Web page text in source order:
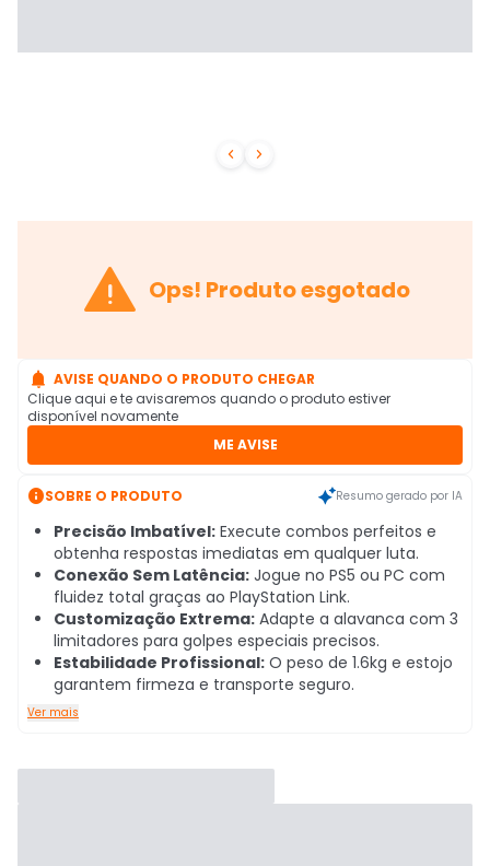
 
 Ops! Produto esgotado
 AVISE QUANDO O PRODUTO CHEGAR
Clique aqui e te avisaremos quando o produto estiver
disponível novamente
ME AVISE
SOBRE O PRODUTO Resumo gerado por IA
Precisão Imbatível: Execute combos perfeitos e
obtenha respostas imediatas em qualquer luta.
Conexão Sem Latência: Jogue no PS5 ou PC com
fluidez total graças ao PlayStation Link.
Customização Extrema: Adapte a alavanca com 3
limitadores para golpes especiais precisos.
Estabilidade Profissional: O peso de 1.6kg e estojo
garantem firmeza e transporte seguro.
Ver mais